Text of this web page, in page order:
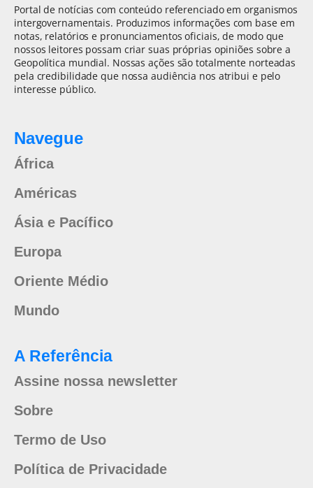
Portal de notícias com conteúdo referenciado em organismos
intergovernamentais. Produzimos informações com base em
notas, relatórios e pronunciamentos oficiais, de modo que
nossos leitores possam criar suas próprias opiniões sobre a
Geopolítica mundial. Nossas ações são totalmente norteadas
pela credibilidade que nossa audiência nos atribui e pelo
interesse público.
Navegue
África
Américas
Ásia e Pacífico
Europa
Oriente Médio
Mundo
A Referência
Assine nossa newsletter
Sobre
Termo de Uso
Política de Privacidade